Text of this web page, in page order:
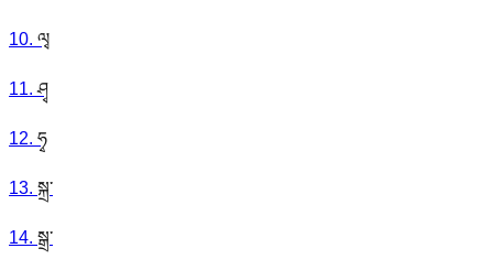
10. ལྭ
11. ཤྭ
12. ཧྭ
13. སྐྲ་
14. སྒྲ་